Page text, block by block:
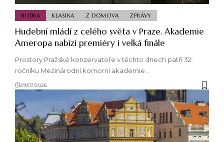
HUDBA KLASIKA Z DOMOVA ZPRÁVY
Hudební mládí z celého světa v Praze. Akademie
Ameropa nabízí premiéry i velká finále
Prostory Pražské konzervatoře v těchto dnech patří 32.
ročníku Mezinárodní komorní akademie…
29/07/2026